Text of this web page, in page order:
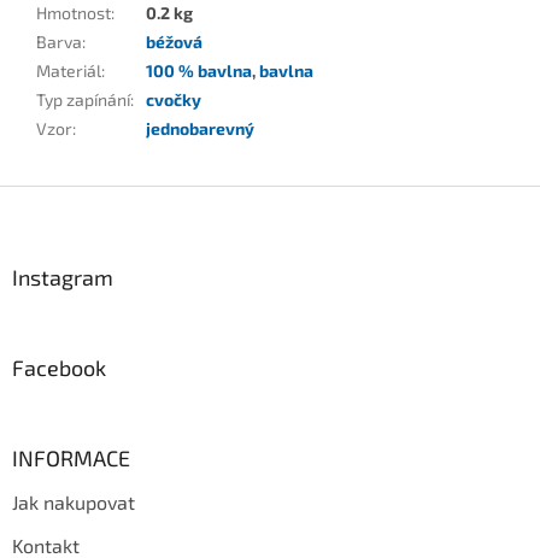
Hmotnost:
0.2 kg
Barva:
béžová
Materiál: 100 % bavlna,bavlna
Typ zapínání: cvočky
Vzor: jednobarevný
Instagram
Facebook
INFORMACE
Jak nakupovat
Kontakt